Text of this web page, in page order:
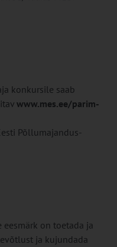
konkursile saab
www.mes.ee/parim-
Põllumajandus-
eesmärk on toetada ja
ja kujundada